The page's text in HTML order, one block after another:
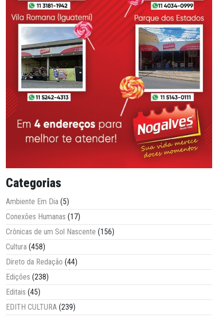
Categorias
Ambiente Em Dia (5)
Conexões Humanas (17)
Crônicas de um Sol Nascente (156)
Cultura (458)
Direto da Redação (44)
Edições (238)
Editais (45)
EDITH CULTURA (239)